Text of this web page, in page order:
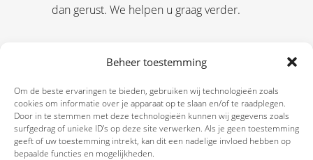
Beheer toestemming
Om de beste ervaringen te bieden, gebruiken wij technologieën zoals
cookies om informatie over je apparaat op te slaan en/of te raadplegen.
Door in te stemmen met deze technologieën kunnen wij gegevens zoals
surfgedrag of unieke ID's op deze site verwerken. Als je geen toestemming
geeft of uw toestemming intrekt, kan dit een nadelige invloed hebben op
bepaalde functies en mogelijkheden.
dan gerust. We helpen u graag verder.